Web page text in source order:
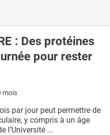
: Des protéines
pour rester
mois
par jour peut permettre de
y compris à un âge
l’Université ...